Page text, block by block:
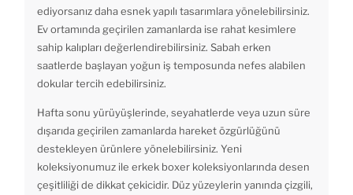
ediyorsanız daha esnek yapılı tasarımlara yönelebilirsiniz.
Ev ortamında geçirilen zamanlarda ise rahat kesimlere
sahip kalıpları değerlendirebilirsiniz. Sabah erken
saatlerde başlayan yoğun iş temposunda nefes alabilen
dokular tercih edebilirsiniz.
Hafta sonu yürüyüşlerinde, seyahatlerde veya uzun süre
dışarıda geçirilen zamanlarda hareket özgürlüğünü
destekleyen ürünlere yönelebilirsiniz. Yeni
koleksiyonumuz ile erkek boxer koleksiyonlarında desen
çeşitliliği de dikkat çekicidir. Düz yüzeylerin yanında çizgili,